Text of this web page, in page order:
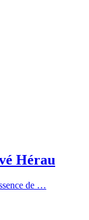
Hérau
de …